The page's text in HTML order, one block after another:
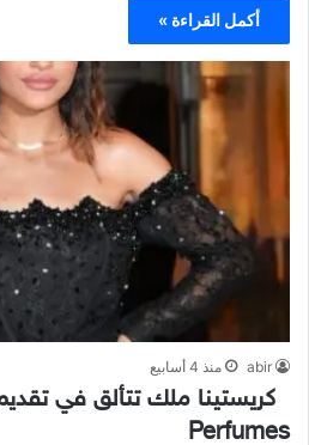
أكمل القراءة »
abir منذ 4 أسابيع
Perfumes